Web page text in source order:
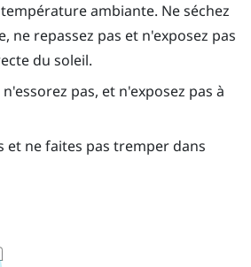
température ambiante. Ne séchez
ne repassez pas et n'exposez pas
du soleil.
pas, et n'exposez pas à
et ne faites pas tremper dans